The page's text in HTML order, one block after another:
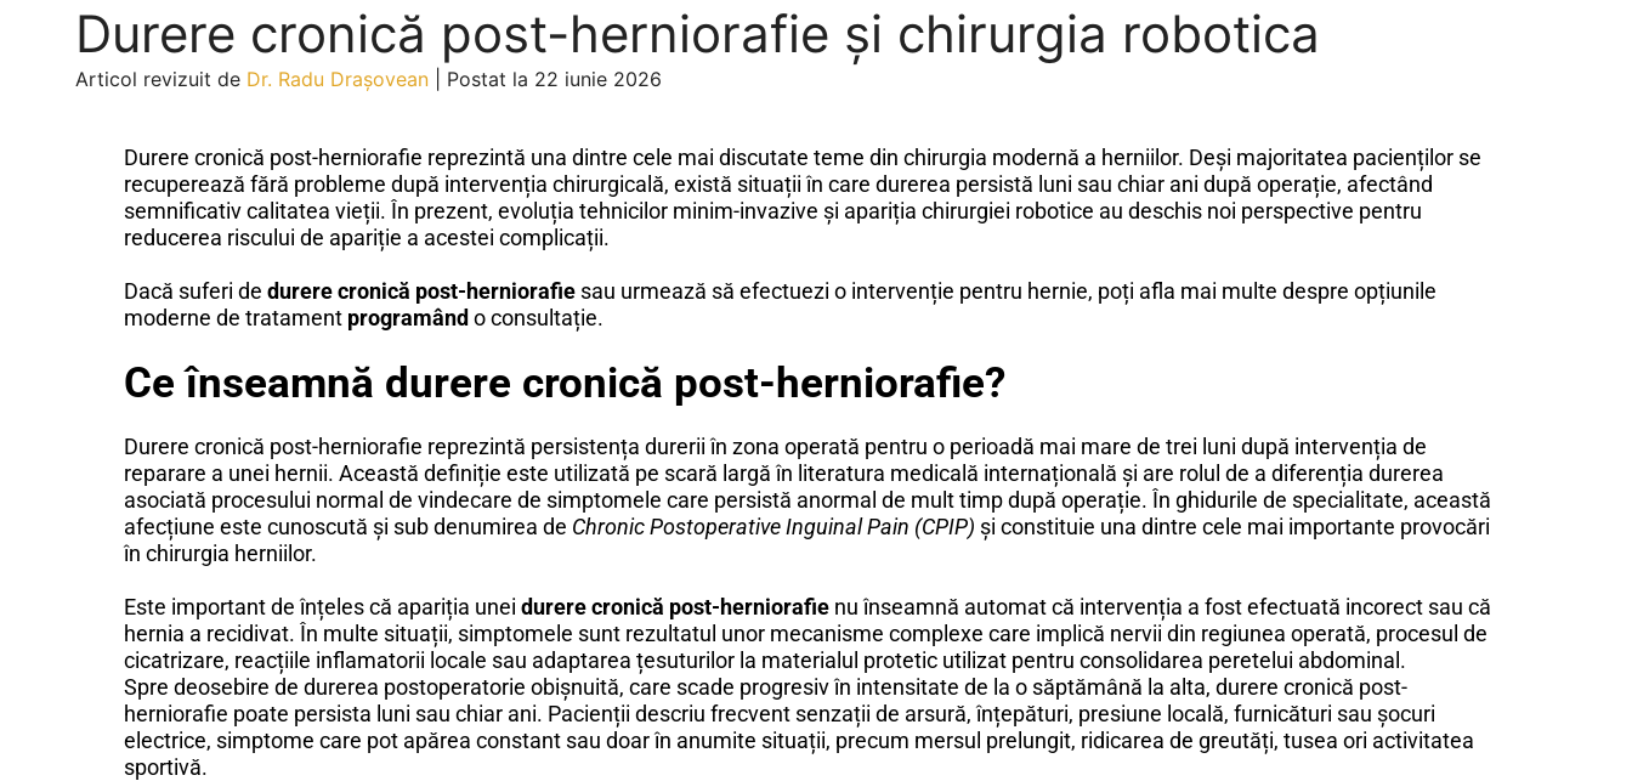
Durere cronică post-herniorafie și chirurgia robotica
Articol revizuit de Dr. Radu Drașovean Postat la 22 iunie 2026
Durere cronică post-herniorafie reprezintă una dintre cele mai discutate teme din chirurgia modernă a herniilor. Deși majoritatea pacienților se
recuperează fără probleme după intervenția chirurgicală, există situații în care durerea persistă luni sau chiar ani după operație, afectând
semnificativ calitatea vieții. În prezent, evoluția tehnicilor minim-invazive și apariția chirurgiei robotice au deschis noi perspective pentru
reducerea riscului de apariție a acestei complicații.
Dacă suferi de durere cronică post-herniorafie sau urmează să efectuezi o intervenție pentru hernie, poți afla mai multe despre opțiunile
moderne de tratament programândo consultație.
Ce înseamnă durere cronică post-herniorafie?
Durere cronică post-herniorafie reprezintă persistența durerii în zona operată pentru o perioadă mai mare de trei luni după intervenția de
reparare a unei hernii. Această definiție este utilizată pe scară largă în literatura medicală internațională și are rolul de a diferenția durerea
asociată procesului normal de vindecare de simptomele care persistă anormal de mult timp după operație. În ghidurile de specialitate, această
afecțiune este cunoscută și sub denumirea de Chronic Postoperative Inguinal Pain (CPIP) și constituie una dintre cele mai importante provocări
în chirurgia herniilor.
Este important de înțeles că apariția unei durere cronică post-herniorafie nu înseamnă automat că intervenția a fost efectuată incorect sau că
hernia a recidivat. În multe situații, simptomele sunt rezultatul unor mecanisme complexe care implică nervii din regiunea operată, procesul de
cicatrizare, reacțiile inflamatorii locale sau adaptarea țesuturilor la materialul protetic utilizat pentru consolidarea peretelui abdominal.
Spre deosebire de durerea postoperatorie obișnuită, care scade progresiv în intensitate de la o săptămână la alta, durere cronică post-
herniorafie poate persista luni sau chiar ani. Pacienții descriu frecvent senzații de arsură, înțepături, presiune locală, furnicături sau șocuri
electrice, simptome care pot apărea constant sau doar în anumite situații, precum mersul prelungit, ridicarea de greutăți, tusea ori activitatea
sportivă.